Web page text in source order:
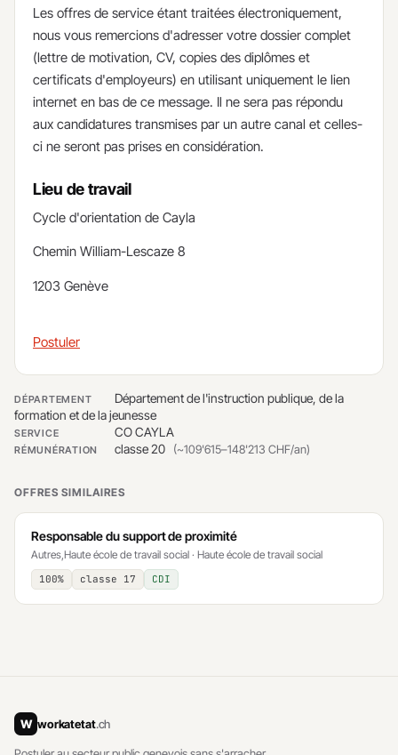
Les offres de service étant traitées électroniquement,
nous vous remercions d'adresser votre dossier complet
(lettre de motivation, CV, copies des diplômes et
certificats d'employeurs) en utilisant uniquement le lien
internet en bas de ce message. Il ne sera pas répondu
aux candidatures transmises par un autre canal et celles-
ci ne seront pas prises en considération.
Lieu de travail
Cycle d'orientation de Cayla
Chemin William-Lescaze 8
1203 Genève
Postuler
DÉPARTEMENT
Département de l'instruction publique, de la
formation et de la jeunesse
SERVICE CO CAYLA
RÉMUNÉRATION classe 20 (~109'615–148'213 CHF/an)
OFFRES SIMILAIRES
Responsable du support de proximité
Autres,Haute école de travail social · Haute école de travail social
100% classe 17 CDI
W workatetat.ch